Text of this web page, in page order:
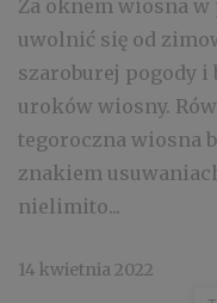
Za oknem wiosna
uwolnić się od
szaroburej pogody
uroków wiosny.
tegoroczna wiosna
znakiem
nielimito...
14 kwietnia 2022